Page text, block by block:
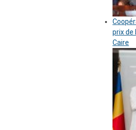
prix de
Caire